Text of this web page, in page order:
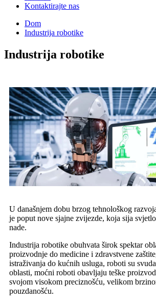
Kontaktirajte nas
Dom
Industrija robotike
Industrija robotike
U današnjem dobu brzog tehnološkog
je poput nove sjajne zvijezde, koja sija
nade.
Industrija robotike obuhvata širok spektar
proizvodnje do medicine i zdravstvene
istraživanja do kućnih usluga, roboti su
oblasti, moćni roboti obavljaju teške
svojom visokom preciznošću, velikom
pouzdanošću.